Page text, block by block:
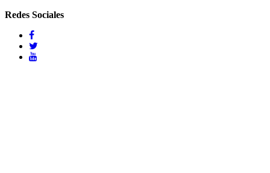
Redes Sociales